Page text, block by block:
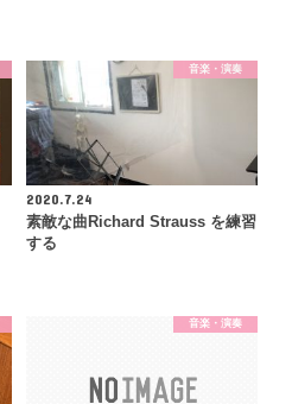
音楽・演奏
2020.7.24
素敵な曲Richard Strauss を練習
する
音楽・演奏